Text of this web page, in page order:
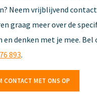
Neem vrijblijvend
graag meer over de
en denken met je mee. Bel
893.
CONTACT MET ONS OP